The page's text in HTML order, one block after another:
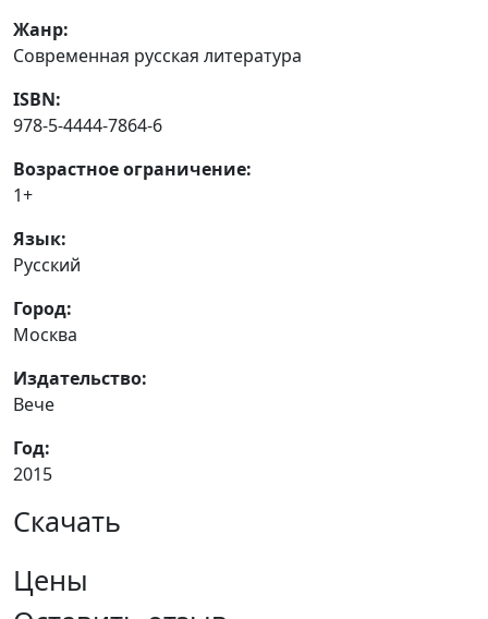
Жанр:
Современная русская литература
ISBN:
978-5-4444-7864-6
Возрастное ограничение:
1+
Язык:
Русский
Город:
Москва
Издательство:
Вече
Год:
2015
Скачать
Цены